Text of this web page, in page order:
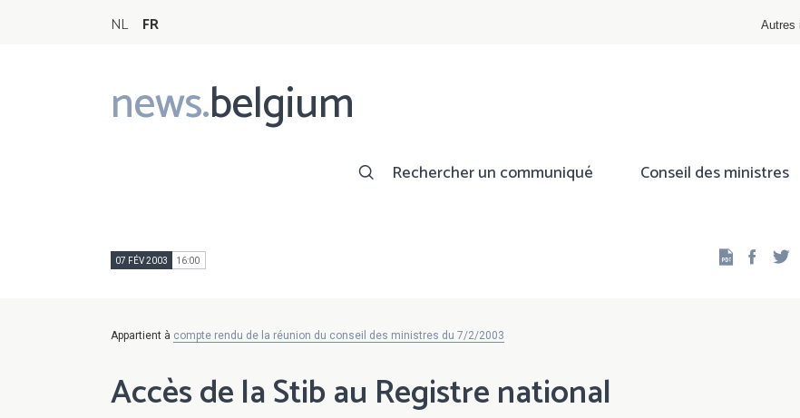
NL FR Autres
news.belgium
Main
navigation
Rechercher un communiqué Conseil des ministres
07 FÉV 2003 16:00
Appartient à compte rendu de la réunion du conseil des ministres du 7/2/2003
Accès de la Stib au Registre national